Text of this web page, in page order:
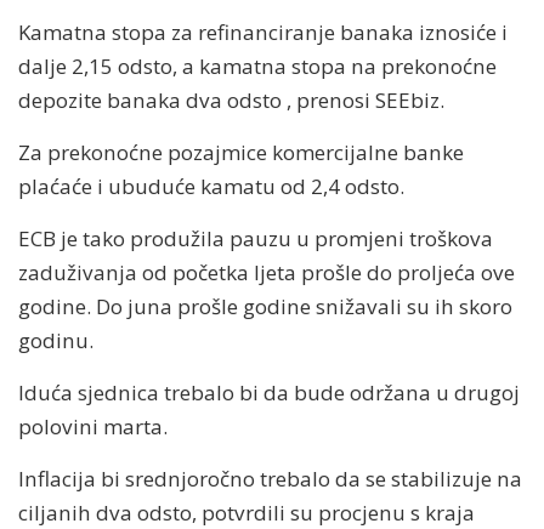
Kamatna stopa za refinanciranje banaka iznosiće i
dalje 2,15 odsto, a kamatna stopa na prekonoćne
depozite banaka dva odsto , prenosi SEEbiz.
Za prekonoćne pozajmice komercijalne banke
plaćaće i ubuduće kamatu od 2,4 odsto.
ECB je tako produžila pauzu u promjeni troškova
zaduživanja od početka ljeta prošle do proljeća ove
godine. Do juna prošle godine snižavali su ih skoro
godinu.
Iduća sjednica trebalo bi da bude održana u drugoj
polovini marta.
Inflacija bi srednjoročno trebalo da se stabilizuje na
ciljanih dva odsto, potvrdili su procjenu s kraja